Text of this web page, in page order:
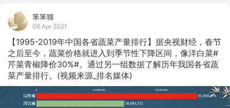
笨笨猫
06 Apr 2021
【1995-2019年中国各省蔬菜产量排行】据央视财经，春节
之后至今，蔬菜价格就进入到季节性下降区间，像洋白菜#
芹菜青椒降价30%#。通过另一组数据了解历年我国各省蔬
菜产量排行。(视频来源_排名媒体)